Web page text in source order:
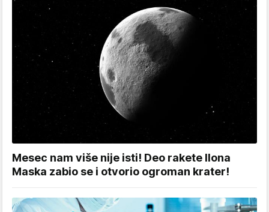
Mesec nam više nije isti! Deo rakete Ilona
Maska zabio se i otvorio ogroman krater!